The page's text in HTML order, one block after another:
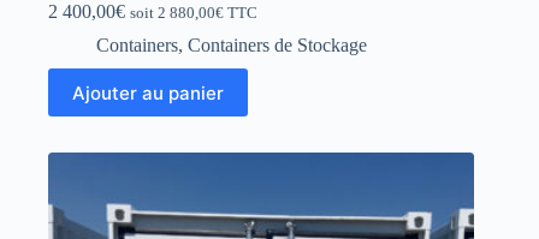
2 400,00€ soit 2 880,00€ TTC
Containers, Containers de Stockage
Ajouter au panier